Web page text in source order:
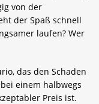
von der
der Spaß schnell
laufen? Wer
das den Schaden
einem halbwegs
Preis ist.